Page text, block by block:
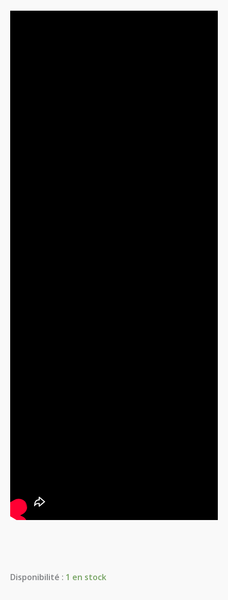
Disponibilité : 1 en stock